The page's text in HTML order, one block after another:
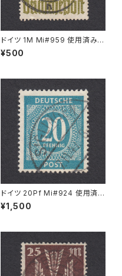
ドイツ 1M Mi#959 使用済み切
手｜STENDAL 11.8.1947
¥500
ドイツ 20Pf Mi#924 使用済み
切手｜SIGLINGEN 7.11.1947
¥1,500